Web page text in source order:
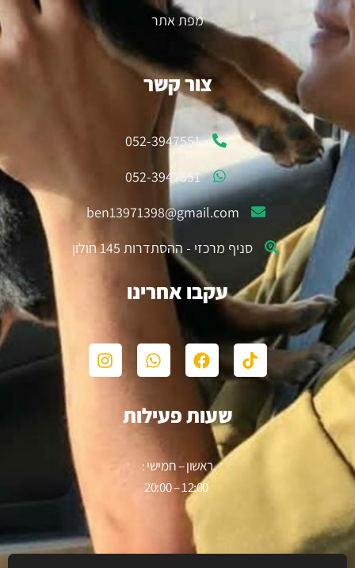
צור קשר
052-3947551
052-3947551
ben13971398@gmail.com
סניף מרכזי - ההסתדרות 145 חולון
עקבו אחרינו
שעות פעילות
ראשון – חמישי :
מפת אתר